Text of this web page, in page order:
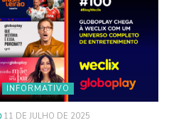
INFORMATIVO
11 DE JULHO DE 2025